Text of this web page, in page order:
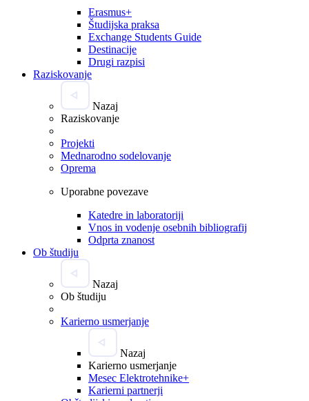
Erasmus+
Študijska praksa
Exchange Students Guide
Destinacije
Drugi razpisi
Raziskovanje
Nazaj
Raziskovanje
Projekti
Mednarodno sodelovanje
Oprema
Uporabne povezave
Katedre in laboratoriji
Vnos in vodenje osebnih bibliografij
Odprta znanost
Ob študiju
Nazaj
Ob študiju
Karierno usmerjanje
Nazaj
Karierno usmerjanje
Mesec Elektrotehnike+
Karierni partnerji